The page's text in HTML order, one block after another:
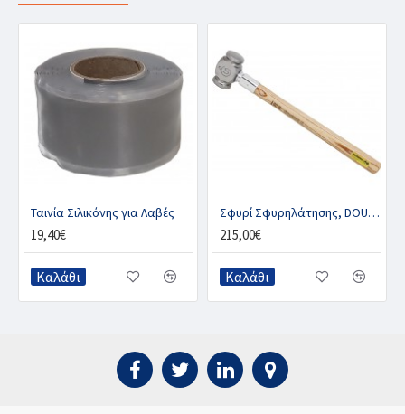
Ταινία Σιλικόνης για Λαβές
19,40€
Καλάθι
Σφυρί Σφυρηλάτησης, DOUBLE - S
215,00€
Καλάθι